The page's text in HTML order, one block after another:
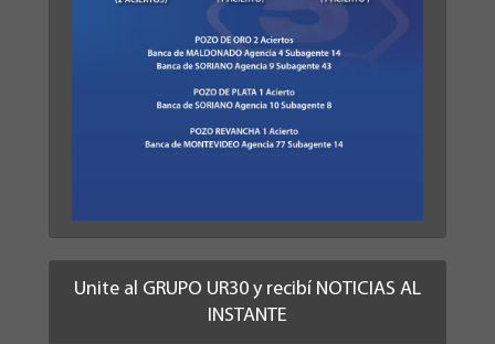
Unite al GRUPO UR30 y recibí NOTICIAS AL
INSTANTE